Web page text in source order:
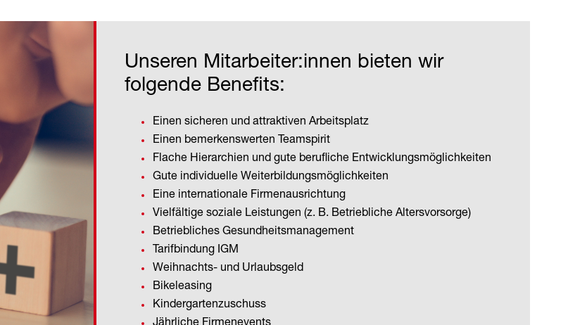
Unseren Mitarbeiter:innen bieten wir
folgende Benefits:
Einen sicheren und attraktiven Arbeitsplatz
Einen bemerkenswerten Teamspirit
Flache Hierarchien und gute berufliche Entwicklungsmöglichkeiten
Gute individuelle Weiterbildungsmöglichkeiten
Eine internationale Firmenausrichtung
Vielfältige soziale Leistungen (z. B. Betriebliche Altersvorsorge)
Betriebliches Gesundheitsmanagement
Tarifbindung IGM
Weihnachts- und Urlaubsgeld
Bikeleasing
Kindergartenzuschuss
Jährliche Firmenevents